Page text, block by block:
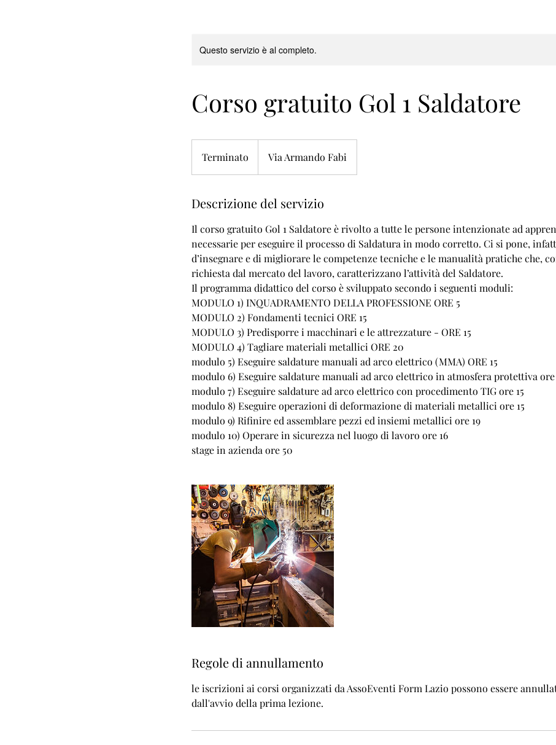
Questo servizio è al completo.
Corso gratuito Gol 1 Saldatore
Terminato
e
m
n
a
t
o
Via Armando Fabi
Descrizione del servizio
Il corso gratuito Gol 1 Saldatore è rivolto a tutte le persone intenzionate ad
necessarie per eseguire il processo di Saldatura in modo corretto. Ci si pone,
d’insegnare e di migliorare le competenze tecniche e le manualità pratiche che,
richiesta dal mercato del lavoro, caratterizzano l’attività del Saldatore.
Il programma didattico del corso è sviluppato secondo i seguenti moduli:
MODULO 1) INQUADRAMENTO DELLA PROFESSIONE ORE 5
MODULO 2) Fondamenti tecnici ORE 15
MODULO 3) Predisporre i macchinari e le attrezzature - ORE 15
MODULO 4) Tagliare materiali metallici ORE 20
modulo 5) Eseguire saldature manuali ad arco elettrico (MMA) ORE 15
modulo 6) Eseguire saldature manuali ad arco elettrico in atmosfera protettiva ore
modulo 7) Eseguire saldature ad arco elettrico con procedimento TIG ore 15
modulo 8) Eseguire operazioni di deformazione di materiali metallici ore 15
modulo 9) Rifinire ed assemblare pezzi ed insiemi metallici ore 19
modulo 10) Operare in sicurezza nel luogo di lavoro ore 16
stage in azienda ore 50
Regole di annullamento
le iscrizioni ai corsi organizzati da AssoEventi Form Lazio possono essere
dall'avvio della prima lezione.